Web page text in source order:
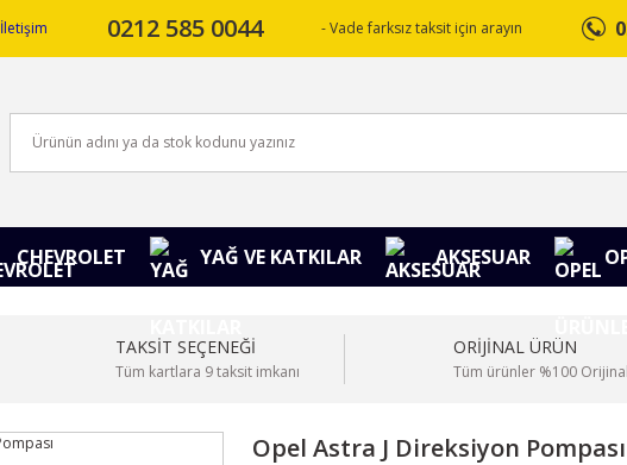
İletişim 0212 585 0044 - Vade farksız taksit için arayın
CHEVROLET YAĞ VE KATKILAR AKSESUAR
TAKSİT SEÇENEĞİ
Tüm kartlara 9 taksit imkanı
ORİJİNAL ÜRÜN
Tüm ürünler %100
Opel Astra J Direksiyon Pompası